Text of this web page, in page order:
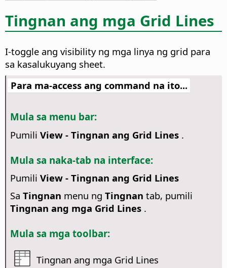
Tingnan ang mga Grid Lines
I-toggle ang visibility ng mga linya ng grid para
sa kasalukuyang sheet.
Para ma-access ang command na ito...
Mula sa menu bar:
Pumili View - Tingnan ang Grid Lines.
Mula sa naka-tab na interface:
Pumili View - Tingnan ang Grid Lines
Sa Tingnan menu ng Tingnan tab, pumili
Tingnan ang mga Grid Lines.
Mula sa mga toolbar:
Tingnan ang mga Grid Lines